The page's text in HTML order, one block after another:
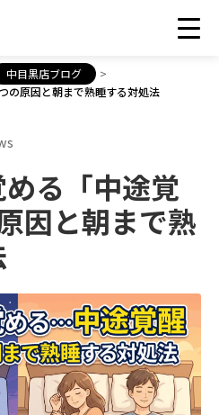
中目黒店ブログ
>
の原因と朝まで熟睡する対処法
る「中途覚
因と朝まで熟